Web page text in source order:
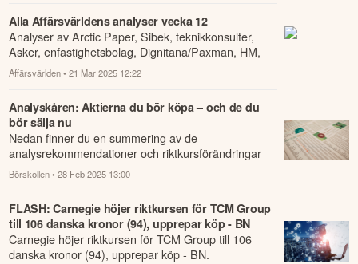
Alla Affärsvärldens analyser vecka 12
Analyser av Arctic Paper, Sibek, teknikkonsulter,
Asker, enfastighetsbolag, Dignitana/Paxman, HM,
Skistar, EQL Pharma, BPC Instruments, Nobi...
Affärsvärlden • 21 Mar 2025 12:22
Analyskåren: Aktierna du bör köpa – och de du
bör sälja nu
Nedan finner du en summering av de
analysrekommendationer och riktkursförändringar
som har rapporterats om idag den 28 februari.
Börskollen • 28 Feb 2025 13:00
FLASH: Carnegie höjer riktkursen för TCM Group
till 106 danska kronor (94), upprepar köp - BN
Carnegie höjer riktkursen för TCM Group till 106
danska kronor (94), upprepar köp - BN.